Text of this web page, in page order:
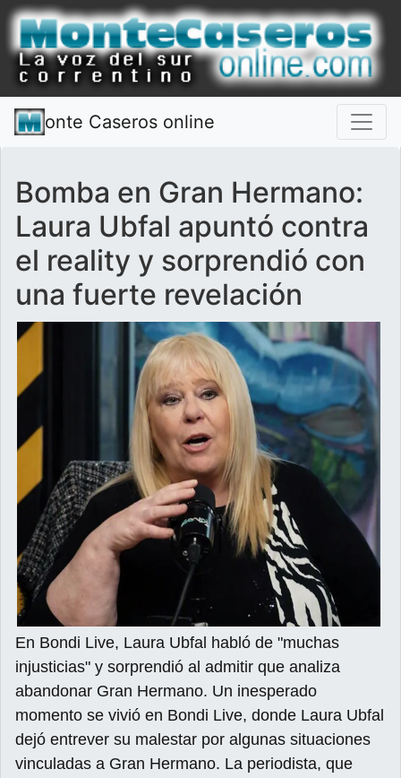
onte Caseros online
Bomba en Gran Hermano:
Laura Ubfal apuntó contra
el reality y sorprendió con
una fuerte revelación
En Bondi Live, Laura Ubfal habló de "muchas
injusticias" y sorprendió al admitir que analiza
abandonar Gran Hermano. Un inesperado
momento se vivió en Bondi Live, donde Laura Ubfal
dejó entrever su malestar por algunas situaciones
vinculadas a Gran Hermano. La periodista, que